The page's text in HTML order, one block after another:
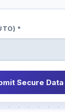
*
Secure Data